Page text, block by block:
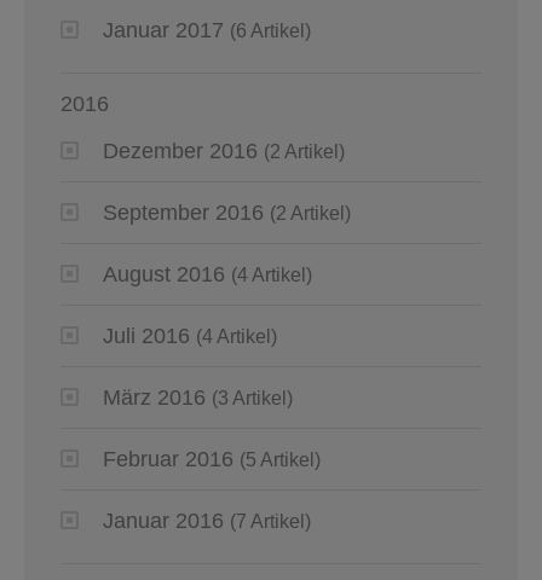
Januar 2017 (6 Artikel)
2016
Dezember 2016 (2 Artikel)
September 2016 (2 Artikel)
August 2016 (4 Artikel)
Juli 2016 (4 Artikel)
März 2016 (3 Artikel)
Februar 2016 (5 Artikel)
Januar 2016 (7 Artikel)